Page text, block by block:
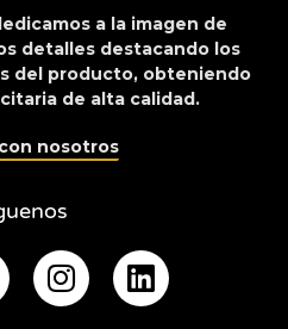
a la imagen de
detalles destacando los
del producto, obteniendo
de alta calidad.
nosotros